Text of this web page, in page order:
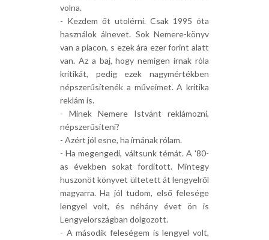
volna.
- Kezdem őt utolérni. Csak 1995 óta
használok álnevet. Sok Nemere-könyv
van a piacon, s ezek ára ezer forint alatt
van. Az a baj, hogy nemigen írnak róla
kritikát, pedig ezek nagymértékben
népszerűsítenék a műveimet. A kritika
reklám is.
- Minek Nemere Istvánt reklámozni,
népszerűsíteni?
- Azért jól esne, ha írnának rólam.
- Ha megengedi, váltsunk témát. A '80-
as években sokat fordított. Mintegy
huszonöt könyvet ültetett át lengyelről
magyarra. Ha jól tudom, első felesége
lengyel volt, és néhány évet ön is
Lengyelországban dolgozott.
- A második feleségem is lengyel volt,